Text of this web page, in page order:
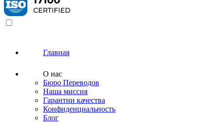
Главная
О нас
Бюро Переводов
Наша миссия
Гарантии качества
Конфиденциальность
Блог